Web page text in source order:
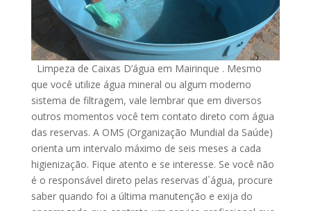
Limpeza de Caixas D’água em Mairinque . Mesmo
que você utilize água mineral ou algum moderno
sistema de filtragem, vale lembrar que em diversos
outros momentos você tem contato direto com água
das reservas. A OMS (Organização Mundial da Saúde)
orienta um intervalo máximo de seis meses a cada
higienização. Fique atento e se interesse. Se você não
é o responsável direto pelas reservas d´água, procure
saber quando foi a última manutenção e exija do